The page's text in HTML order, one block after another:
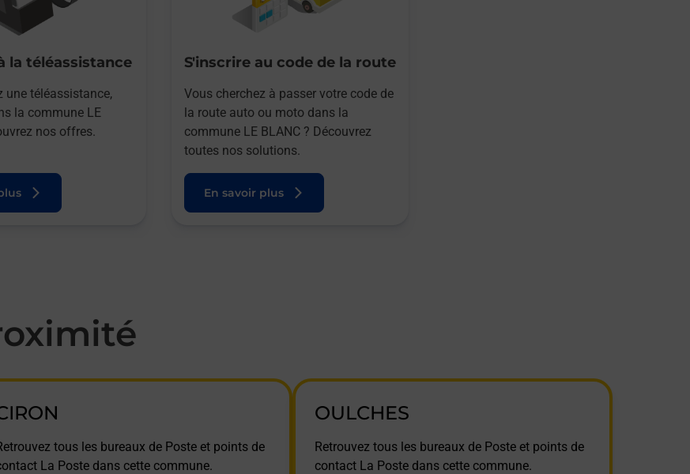
la téléassistance
une téléassistance,
la commune LE
nos offres.
S'inscrire au code de la route
Vous cherchez à passer votre code de
la route auto ou moto dans la
commune LE BLANC ? Découvrez
toutes nos solutions.
En savoir plus
tous les bureaux de Poste et points de
La Poste dans cette commune.
OULCHES
Retrouvez tous les bureaux de Poste et points de
contact La Poste dans cette commune.